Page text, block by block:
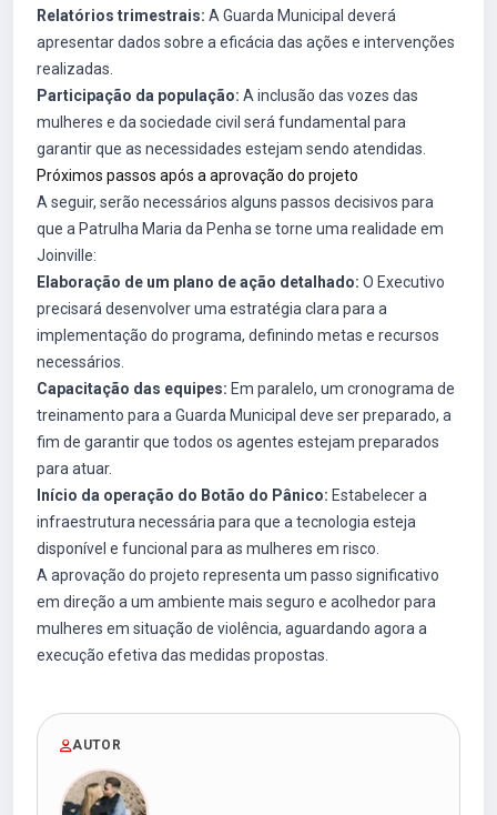
Relatórios trimestrais: A Guarda Municipal deverá
apresentar dados sobre a eficácia das ações e intervenções
realizadas.
Participação da população: A inclusão das vozes das
mulheres e da sociedade civil será fundamental para
garantir que as necessidades estejam sendo atendidas.
Próximos passos após a aprovação do projeto
A seguir, serão necessários alguns passos decisivos para
que a Patrulha Maria da Penha se torne uma realidade em
Joinville:
Elaboração de um plano de ação detalhado: O Executivo
precisará desenvolver uma estratégia clara para a
implementação do programa, definindo metas e recursos
necessários.
Capacitação das equipes: Em paralelo, um cronograma de
treinamento para a Guarda Municipal deve ser preparado, a
fim de garantir que todos os agentes estejam preparados
para atuar.
Início da operação do Botão do Pânico: Estabelecer a
infraestrutura necessária para que a tecnologia esteja
disponível e funcional para as mulheres em risco.
A aprovação do projeto representa um passo significativo
em direção a um ambiente mais seguro e acolhedor para
mulheres em situação de violência, aguardando agora a
execução efetiva das medidas propostas.
AUTOR